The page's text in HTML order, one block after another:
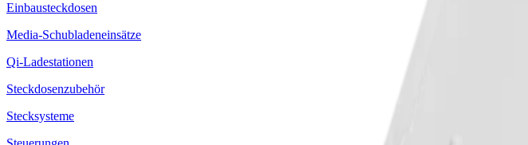
Einbausteckdosen
Media-Schubladeneinsätze
Qi-Ladestationen
Steckdosenzubehör
Stecksysteme